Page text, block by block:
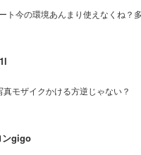
ト今の環境あんまり使えなくね？
真モザイクかける方逆じゃない？
ンgigo